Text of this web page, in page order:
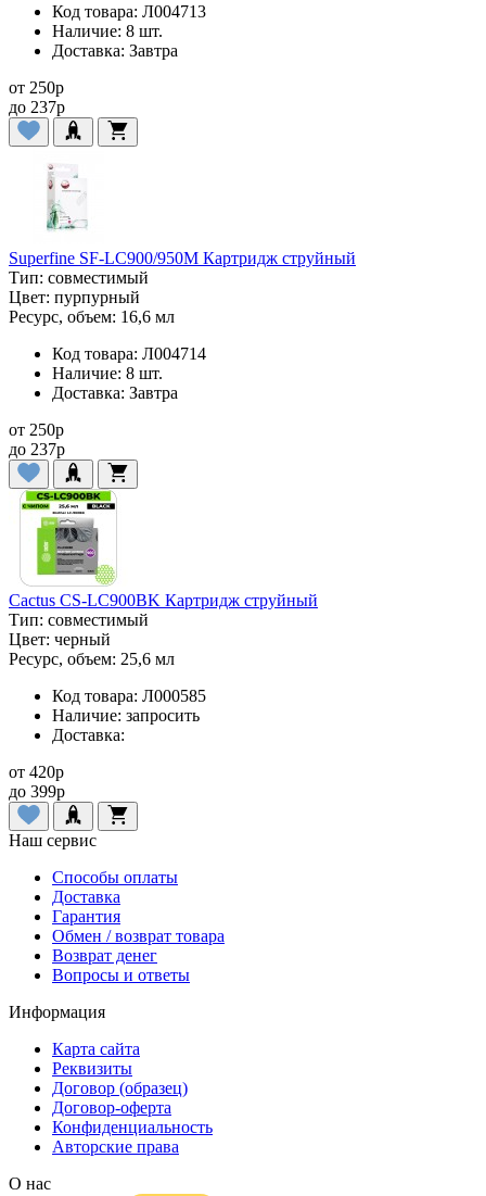
Код товара: Л004713
Наличие: 8 шт.
Доставка: Завтра
от 250p
до 237p
Superfine SF-LC900/950M Картридж струйный
Тип: совместимый
Цвет: пурпурный
Ресурс, объем: 16,6 мл
Код товара: Л004714
Наличие: 8 шт.
Доставка: Завтра
от 250p
до 237p
Cactus CS-LC900BK Картридж струйный
Тип: совместимый
Цвет: черный
Ресурс, объем: 25,6 мл
Код товара: Л000585
Наличие: запросить
Доставка:
от 420p
до 399p
Наш сервис
Способы оплаты
Доставка
Гарантия
Обмен / возврат товара
Возврат денег
Вопросы и ответы
Информация
Карта сайта
Реквизиты
Договор (образец)
Договор-оферта
Конфиденциальность
Авторские права
О нас